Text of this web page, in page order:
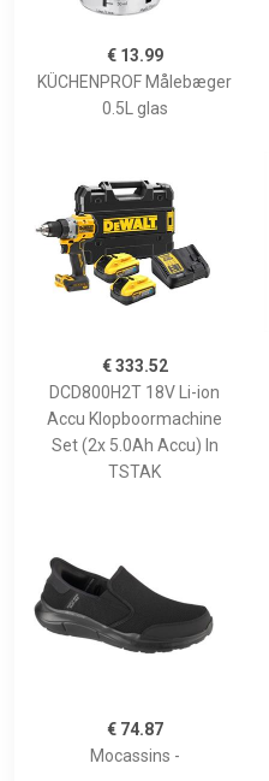
€ 13.99
KÜCHENPROF Målebæger
0.5L glas
€ 333.52
DCD800H2T 18V Li-ion
Accu Klopboormachine
Set (2x 5.0Ah Accu) In
TSTAK
€ 74.87
Mocassins -